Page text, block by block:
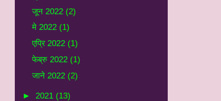
जून 2022 (2)
मे 2022 (1)
एप्रि 2022 (1)
फेब्रु 2022 (1)
जाने 2022 (2)
► 2021 (13)